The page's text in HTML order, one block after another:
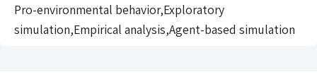
Pro-environmental behavior,Exploratory
simulation,Empirical analysis,Agent-based simulation